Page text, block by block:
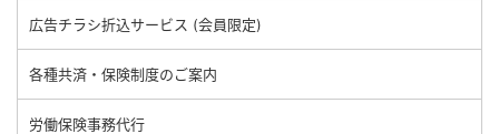
広告チラシ折込サービス (会員限定)
各種共済・保険制度のご案内
労働保険事務代行